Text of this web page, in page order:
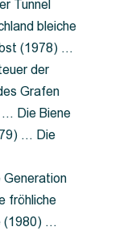
Tunnel
bleiche
(1978) …
der
Grafen
Die Biene
… Die
fröhliche
(1980) …